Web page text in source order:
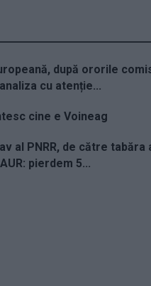
după ororile
cu atenție...
cine e Voineag
al PNRR, de către tabăra
pierdem 5...